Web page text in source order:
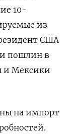
10-
из
США
пошлин в
и Мексики
на импорт